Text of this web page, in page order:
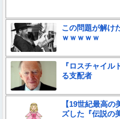
この問題が解け
ｗｗｗｗｗ
『ロスチャイ
る支配者
【19世紀最高
ズした『伝説の